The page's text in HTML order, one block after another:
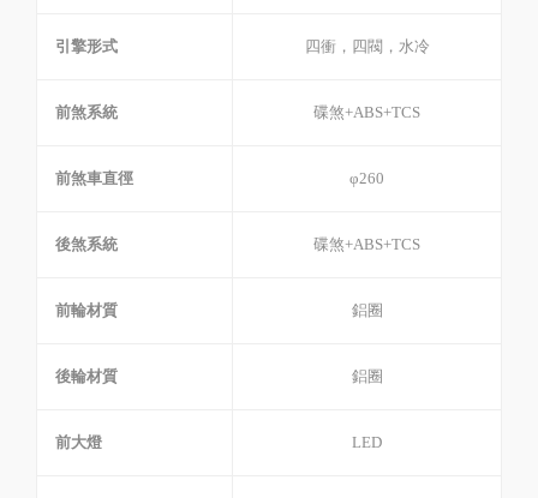
引擎形式 四衝，四閥，水冷
前煞系統 碟煞+ABS+TCS
前煞車直徑 φ260
後煞系統 碟煞+ABS+TCS
前輪材質 鋁圈
後輪材質 鋁圈
前大燈 LED